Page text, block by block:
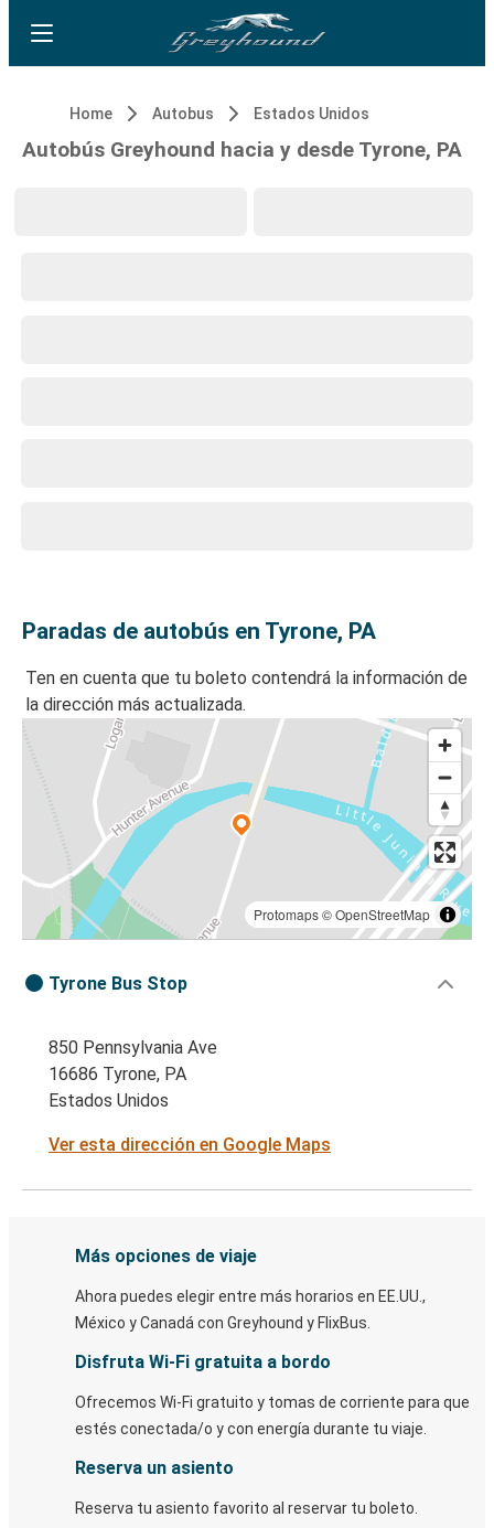
Home Autobus Estados Unidos
Autobús Greyhound hacia y desde Tyrone, PA
Paradas de autobús en Tyrone, PA
Ten en cuenta que tu boleto contendrá la información de
la dirección más actualizada.
Protomaps©OpenStreetMap
Tyrone Bus Stop
850 Pennsylvania Ave
16686 Tyrone, PA
Estados Unidos
Ver esta dirección en Google Maps
Más opciones de viaje
Ahora puedes elegir entre más horarios en EE.UU.,
México y Canadá con Greyhound y FlixBus.
Disfruta Wi-Fi gratuita a bordo
Ofrecemos Wi-Fi gratuito y tomas de corriente para que
estés conectada/o y con energía durante tu viaje.
Reserva un asiento
Reserva tu asiento favorito al reservar tu boleto.